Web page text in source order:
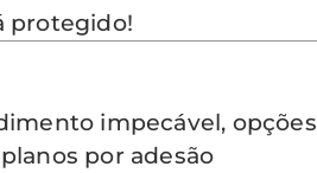
protegido!
impecável, opções
por adesão